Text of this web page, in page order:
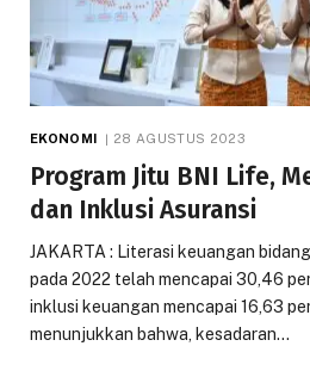
EKONOMI 28 AGUSTUS 2023
Program Jitu BNI Life,
dan Inklusi Asuransi
JAKARTA : Literasi keuangan
pada 2022 telah mencapai 30,46
inklusi keuangan mencapai 16,63
menunjukkan bahwa, kesadaran…